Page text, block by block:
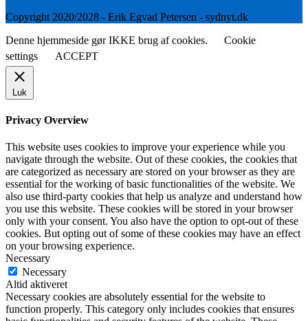
Copyright 2020/2028 - Erik Egvad Petersen - sydnyt.dk
Denne hjemmeside gør IKKE brug af cookies.
Cookie
settings
ACCEPT
Luk
Privacy Overview
This website uses cookies to improve your experience while you
navigate through the website. Out of these cookies, the cookies that
are categorized as necessary are stored on your browser as they are
essential for the working of basic functionalities of the website. We
also use third-party cookies that help us analyze and understand how
you use this website. These cookies will be stored in your browser
only with your consent. You also have the option to opt-out of these
cookies. But opting out of some of these cookies may have an effect
on your browsing experience.
Necessary
Necessary
Altid aktiveret
Necessary cookies are absolutely essential for the website to
function properly. This category only includes cookies that ensures